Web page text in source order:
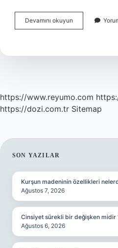
Devamını okuyun
De
Nasıl
https://www.reyumo.com
https://dozi.com.tr Sitemap
SIDEBAR
SON YAZILAR
Kurşun madeninin özellikleri
Ağustos 7, 2026
Cinsiyet sürekli bir değişken midir
Ağustos 6, 2026